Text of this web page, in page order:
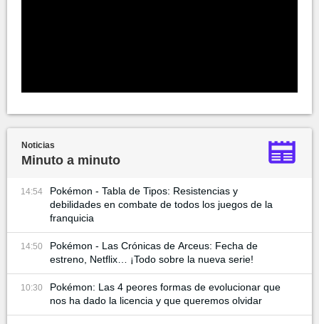
Noticias
Minuto a minuto
14:54
Pokémon - Tabla de Tipos: Resistencias y
debilidades en combate de todos los juegos de la
franquicia
14:50
Pokémon - Las Crónicas de Arceus: Fecha de
estreno, Netflix… ¡Todo sobre la nueva serie!
10:30
Pokémon: Las 4 peores formas de evolucionar que
nos ha dado la licencia y que queremos olvidar